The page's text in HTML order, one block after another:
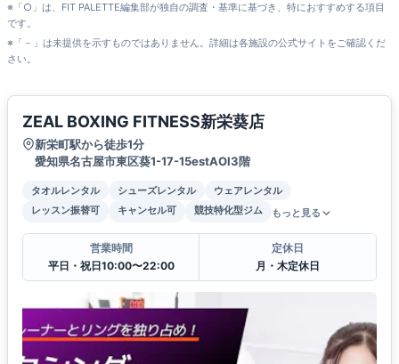
※「○」は、FIT PALETTE編集部が独自の調査・基準に基づき、特におすすめする項目
です。
※「－」は未提供を示すものではありません。詳細は各施設の公式サイトをご確認くだ
さい。
ZEAL BOXING FITNESS新栄葵店
新栄町駅から徒歩1分
愛知県名古屋市東区葵1-17-15estAOI3階
タオルレンタル シューズレンタル
ウェアレンタル
レッスン振替可
キャンセル可 競技特化型ジム もっと見る
営業時間
平日・祝日10:00〜22:00
定休日
月・木定休日